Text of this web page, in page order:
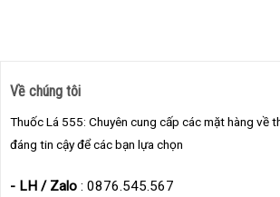
Về chúng tôi
Thuốc Lá 555: Chuyên cung cấp các mặt hàng về
đáng tin cậy để các bạn lựa chọn
- LH / Zalo: 0876.545.567